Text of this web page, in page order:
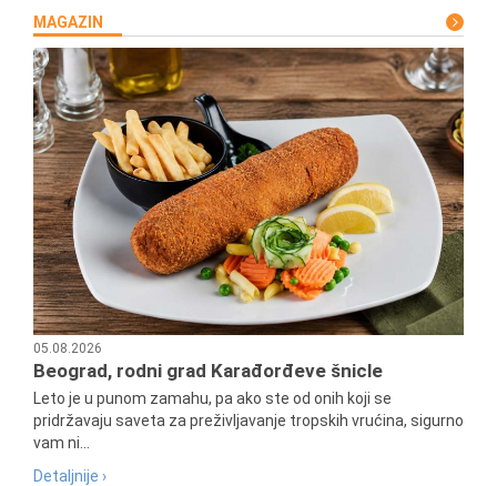
MAGAZIN
05.08.2026
Beograd, rodni grad Karađorđeve šnicle
Leto je u punom zamahu, pa ako ste od onih koji se
pridržavaju saveta za preživljavanje tropskih vrućina, sigurno
vam ni...
Detaljnije ›